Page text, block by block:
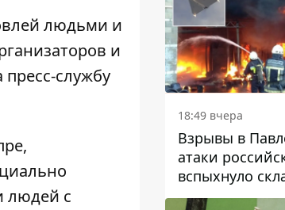
людьми и
и
пресс-службу
людей с
18:49 вчера
Взрывы в
атаки
вспыхнуло
здание